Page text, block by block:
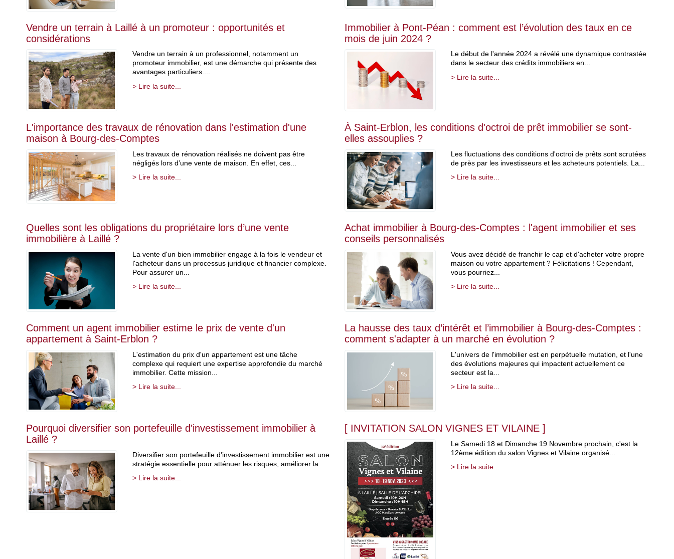
Vendre un terrain à Laillé à un promoteur : opportunités et
considérations
Vendre un terrain à un professionnel, notamment un
promoteur immobilier, est une démarche qui présente des
avantages particuliers....
> Lire la suite...
Immobilier à Pont-Péan : comment est l’évolution des taux en ce
mois de juin 2024 ?
Le début de l'année 2024 a révélé une dynamique contrastée
dans le secteur des crédits immobiliers en...
> Lire la suite...
L'importance des travaux de rénovation dans l'estimation d'une
maison à Bourg-des-Comptes
Les travaux de rénovation réalisés ne doivent pas être
négligés lors d’une vente de maison. En effet, ces...
> Lire la suite...
À Saint-Erblon, les conditions d'octroi de prêt immobilier se sont-
elles assouplies ?
Les fluctuations des conditions d'octroi de prêts sont scrutées
de près par les investisseurs et les acheteurs potentiels. La...
> Lire la suite...
Quelles sont les obligations du propriétaire lors d’une vente
immobilière à Laillé ?
La vente d'un bien immobilier engage à la fois le vendeur et
l'acheteur dans un processus juridique et financier complexe.
Pour assurer un...
> Lire la suite...
Achat immobilier à Bourg-des-Comptes : l'agent immobilier et ses
conseils personnalisés
Vous avez décidé de franchir le cap et d'acheter votre propre
maison ou votre appartement ? Félicitations ! Cependant,
vous pourriez...
> Lire la suite...
Comment un agent immobilier estime le prix de vente d'un
appartement à Saint-Erblon ?
L'estimation du prix d'un appartement est une tâche
complexe qui requiert une expertise approfondie du marché
immobilier. Cette mission...
> Lire la suite...
La hausse des taux d’intérêt et l’immobilier à Bourg-des-Comptes :
comment s'adapter à un marché en évolution ?
L'univers de l'immobilier est en perpétuelle mutation, et l'une
des évolutions majeures qui impactent actuellement ce
secteur est la...
> Lire la suite...
Pourquoi diversifier son portefeuille d'investissement immobilier à
Laillé ?
Diversifier son portefeuille d'investissement immobilier est une
stratégie essentielle pour atténuer les risques, améliorer la...
> Lire la suite...
[ INVITATION SALON VIGNES ET VILAINE ]
Le Samedi 18 et Dimanche 19 Novembre prochain, c'est la
12ème édition du salon Vignes et Vilaine organisé...
> Lire la suite...